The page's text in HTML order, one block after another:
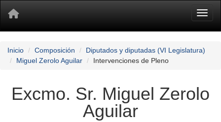
Inicio Composición
Diputados y diputadas (VI Legislatura)
Miguel Zerolo Aguilar
Intervenciones de Pleno
Excmo. Sr. Miguel Zerolo
Aguilar